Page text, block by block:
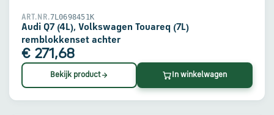
ART.NR.7L0698451K
Audi Q7 (4L), Volkswagen Touareq (7L)
remblokkenset achter
€ 271,68
Bekijk product In winkelwagen